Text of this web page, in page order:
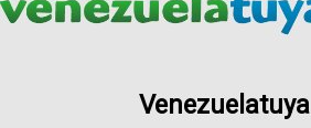
Venezuelatuya